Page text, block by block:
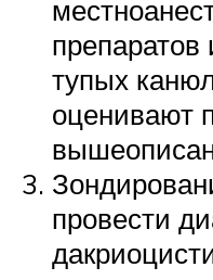
тупых
оценивают
провести